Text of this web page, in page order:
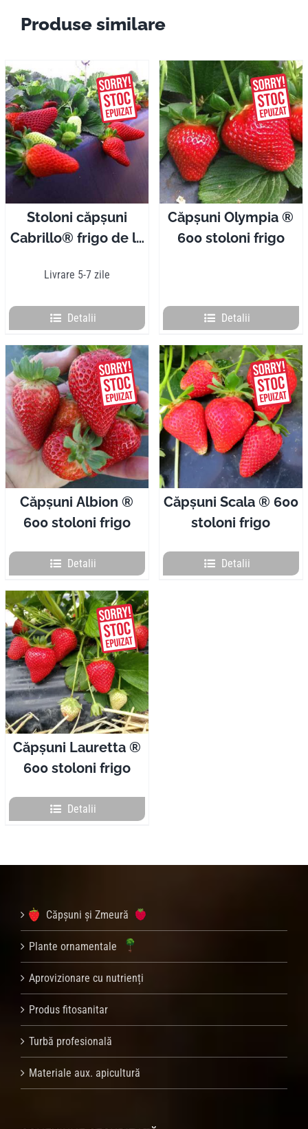
Produse similare
Stoloni căpșuni
Cabrillo® frigo de la
Livrare 5-7 zile
Detalii
Căpșuni Olympia ®
600 stoloni frigo
Detalii
Căpșuni Albion ®
600 stoloni frigo
Detalii
Căpșuni Scala ® 600
stoloni frigo
Detalii
Căpșuni Lauretta ®
600 stoloni frigo
Detalii
Căpșuni și Zmeură
Plante ornamentale
Aprovizionare cu nutrienți
Produs fitosanitar
Turbă profesională
Materiale aux. apicultură